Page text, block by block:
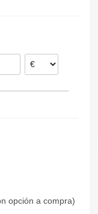
opción a compra)